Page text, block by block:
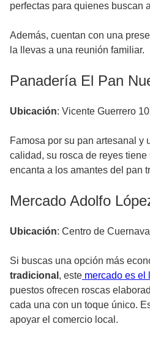
perfectas para quienes buscan
Además, cuentan con una
la llevas a una reunión familiar.
Panadería El Pan
Ubicación: Vicente Guerrero
Famosa por su pan artesanal y
calidad, su rosca de reyes
encanta a los amantes del pan
Mercado Adolfo
Ubicación: Centro de
Si buscas una opción más
tradicional , este mercado es el
puestos ofrecen roscas
cada una con un toque único.
apoyar el comercio local.